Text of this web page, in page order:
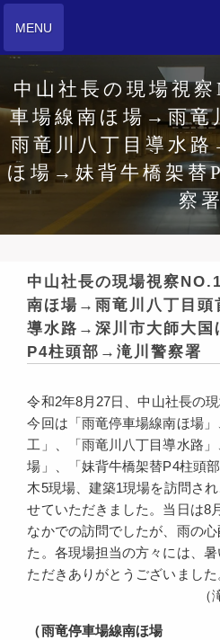
MENU
中山社長の現場視
車場線南ほ場→雨
雨竜川八丁目導水
ほ場→妹背牛橋架替
察署
中山社長の現場視察
南ほ場→雨竜川八丁目頭
導水路→深川市大師大
P4柱頭部→滝川警察署
令和2年8月27日、中山社長の
今回は「雨竜停車場線南ほ場
工」、「雨竜川八丁目導水路
場」、「妹背牛橋架替P4柱頭
木5現場、建築1現場を訪問さ
せていただきました。当日は8
なかでの訪問でしたが、雨の
た。各現場担当の方々には、
ただきありがとうございました
（雨竜停車場線南ほ場